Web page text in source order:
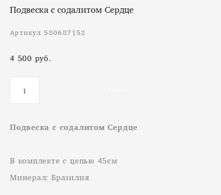
Подвеска с содалитом Сердце
Артикул 580687152
4 500 pуб.
Подвеска с содалитом Сердце
В комплекте с цепью 45см
Минерал: Бразилия